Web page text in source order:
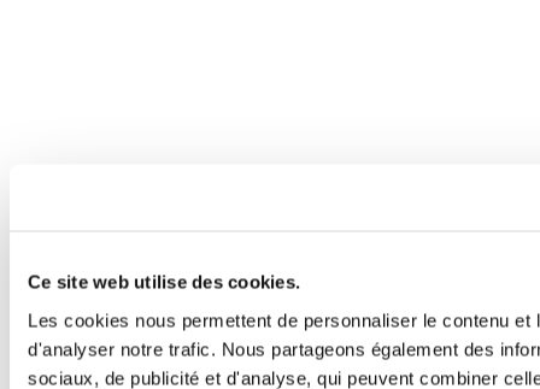
Ce site web utilise des cookies.
Les cookies nous permettent de personnaliser le contenu
d'analyser notre trafic. Nous partageons également des
sociaux, de publicité et d'analyse, qui peuvent combiner